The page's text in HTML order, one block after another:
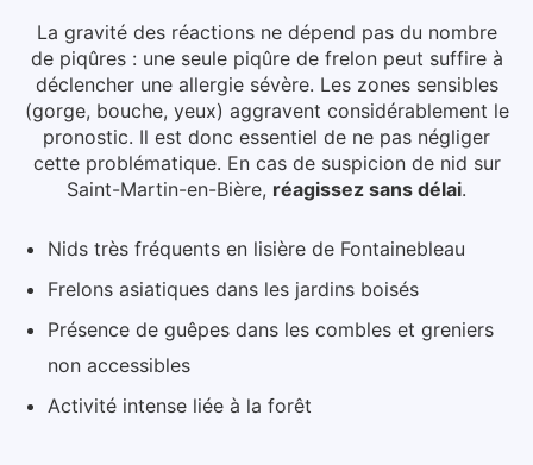
La gravité des réactions ne dépend pas du nombre
de piqûres : une seule piqûre de frelon peut suffire à
déclencher une allergie sévère. Les zones sensibles
(gorge, bouche, yeux) aggravent considérablement le
pronostic. Il est donc essentiel de ne pas négliger
cette problématique. En cas de suspicion de nid sur
Saint-Martin-en-Bière, réagissez sans délai.
Nids très fréquents en lisière de Fontainebleau
Frelons asiatiques dans les jardins boisés
Présence de guêpes dans les combles et greniers
non accessibles
Activité intense liée à la forêt